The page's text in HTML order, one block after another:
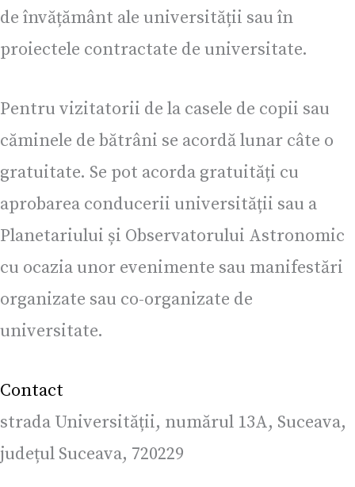
de învățământ ale universității sau în
proiectele contractate de universitate.
Pentru vizitatorii de la casele de copii sau
căminele de bătrâni se acordă lunar câte o
gratuitate. Se pot acorda gratuități cu
aprobarea conducerii universității sau a
Planetariului și Observatorului Astronomic
cu ocazia unor evenimente sau manifestări
organizate sau co-organizate de
universitate.
Contact
strada Universității, numărul 13A, Suceava,
județul Suceava, 720229